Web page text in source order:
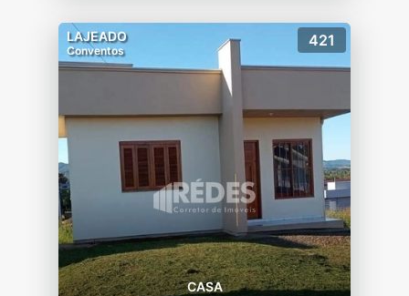
LAJEADO
Conventos
421
CASA